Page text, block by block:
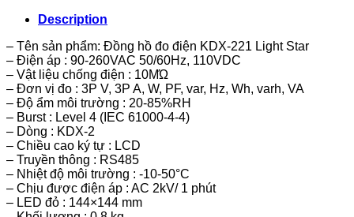
Description
– Tên sản phẩm: Đồng hồ đo điện KDX-221 Light Star
– Điện áp : 90-260VAC 50/60Hz, 110VDC
– Vật liệu chống điện : 10MΏ
– Đơn vị đo : 3P V, 3P A, W, PF, var, Hz, Wh, varh, VA
– Độ ẩm môi trường : 20-85%RH
– Burst : Level 4 (IEC 61000-4-4)
– Dòng : KDX-2
– Chiều cao ký tự : LCD
– Truyền thông : RS485
– Nhiệt độ môi trường : -10-50°C
– Chịu được điện áp : AC 2kV/ 1 phút
– LED đỏ : 144×144 mm